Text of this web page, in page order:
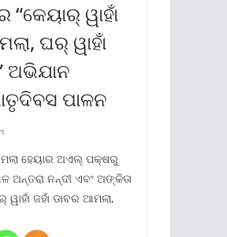
ୱାହାଁ
ଘର୍ ୱାହାଁ
ଅଭିଯାନ
ପାଳନ
ହେୟାର ଅଏଲ୍ ପକ୍ଷରୁ
ନନ୍ଦୀ ଏବଂ ଅଙ୍କିତା
ଜହାଁ ଡାବର ଆମଲା,